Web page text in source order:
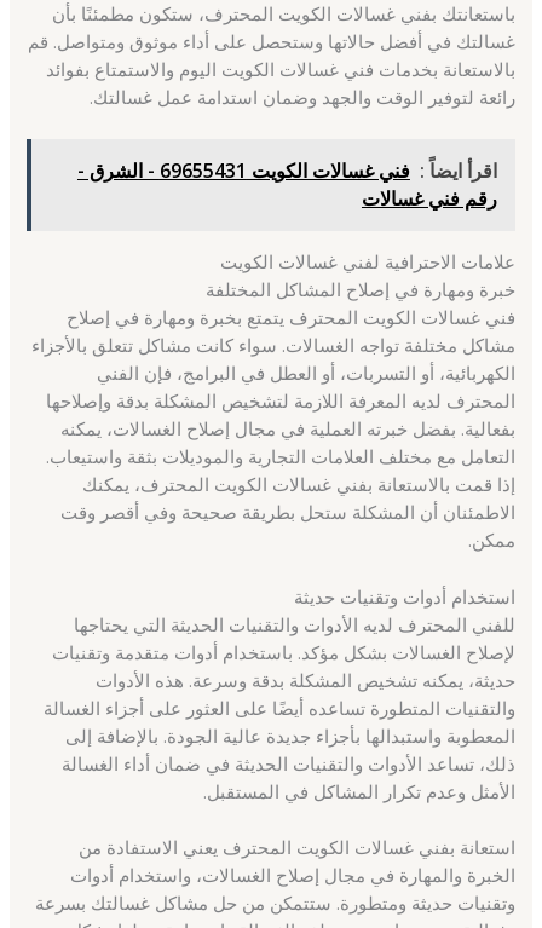
باستعانتك بفني غسالات الكويت المحترف، ستكون مطمئنًا بأن
غسالتك في أفضل حالاتها وستحصل على أداء موثوق ومتواصل. قم
بالاستعانة بخدمات فني غسالات الكويت اليوم والاستمتاع بفوائد
رائعة لتوفير الوقت والجهد وضمان استدامة عمل غسالتك.
اقرأ ايضاً :
فني غسالات الكويت 69655431 - الشرق -
رقم فني غسالات
علامات الاحترافية لفني غسالات الكويت
خبرة ومهارة في إصلاح المشاكل المختلفة
فني غسالات الكويت المحترف يتمتع بخبرة ومهارة في إصلاح
مشاكل مختلفة تواجه الغسالات. سواء كانت مشاكل تتعلق بالأجزاء
الكهربائية، أو التسربات، أو العطل في البرامج، فإن الفني
المحترف لديه المعرفة اللازمة لتشخيص المشكلة بدقة وإصلاحها
بفعالية. بفضل خبرته العملية في مجال إصلاح الغسالات، يمكنه
التعامل مع مختلف العلامات التجارية والموديلات بثقة واستيعاب.
إذا قمت بالاستعانة بفني غسالات الكويت المحترف، يمكنك
الاطمئنان أن المشكلة ستحل بطريقة صحيحة وفي أقصر وقت
ممكن.
استخدام أدوات وتقنيات حديثة
للفني المحترف لديه الأدوات والتقنيات الحديثة التي يحتاجها
لإصلاح الغسالات بشكل مؤكد. باستخدام أدوات متقدمة وتقنيات
حديثة، يمكنه تشخيص المشكلة بدقة وسرعة. هذه الأدوات
والتقنيات المتطورة تساعده أيضًا على العثور على أجزاء الغسالة
المعطوبة واستبدالها بأجزاء جديدة عالية الجودة. بالإضافة إلى
ذلك، تساعد الأدوات والتقنيات الحديثة في ضمان أداء الغسالة
الأمثل وعدم تكرار المشاكل في المستقبل.
استعانة بفني غسالات الكويت المحترف يعني الاستفادة من
الخبرة والمهارة في مجال إصلاح الغسالات، واستخدام أدوات
وتقنيات حديثة ومتطورة. ستتمكن من حل مشاكل غسالتك بسرعة